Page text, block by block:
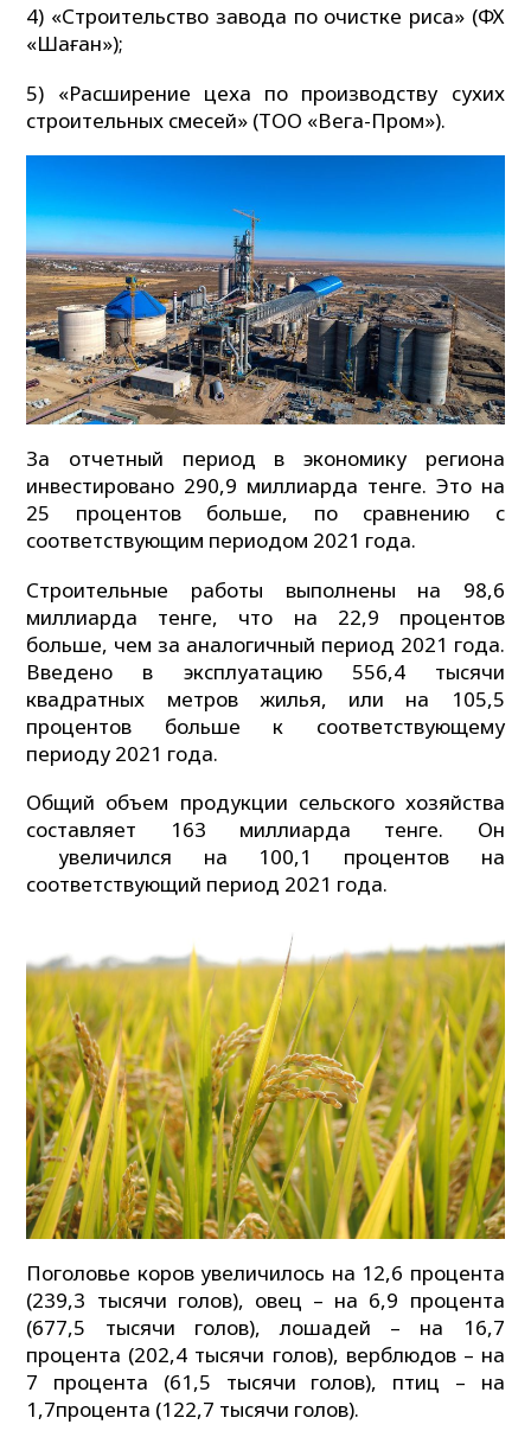
4) «Строительство завода по очистке риса» (ФХ
«Шаған»);
5) «Расширение цеха по производству сухих
строительных смесей» (ТОО «Вега-Пром»).
За отчетный период в экономику региона
инвестировано 290,9 миллиарда тенге. Это на
25 процентов больше, по сравнению с
соответствующим периодом 2021 года.
Строительные работы выполнены на 98,6
миллиарда тенге, что на 22,9 процентов
больше, чем за аналогичный период 2021 года.
Введено в эксплуатацию 556,4 тысячи
квадратных метров жилья, или на 105,5
процентов больше к соответствующему
периоду 2021 года.
Общий объем продукции сельского хозяйства
составляет 163 миллиарда тенге. Он
увеличился на 100,1 процентов на
соответствующий период 2021 года.
Поголовье коров увеличилось на 12,6 процента
(239,3 тысячи голов), овец – на 6,9 процента
(677,5 тысячи голов), лошадей – на 16,7
процента (202,4 тысячи голов), верблюдов – на
7 процента (61,5 тысячи голов), птиц – на
1,7процента (122,7 тысячи голов).